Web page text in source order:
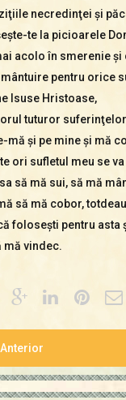
necredinţei şi
te la picioarele
acolo în smerenie
pentru orice
Isuse Hristoase,
tuturor
mă şi pe mine şi mă
ori sufletul meu se
să mă sui, să mă
să mă cobor,
foloseşti pentru asta
mă vindec.